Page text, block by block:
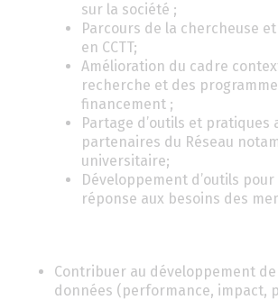
sur la société ;
Parcours de la chercheuse
en CCTT;
Amélioration du cadre
recherche et des
financement ;
Partage d’outils et pratiques
partenaires du Réseau
universitaire;
Développement d’outils pour
réponse aux besoins des
Contribuer au développement
données (performance, impact,